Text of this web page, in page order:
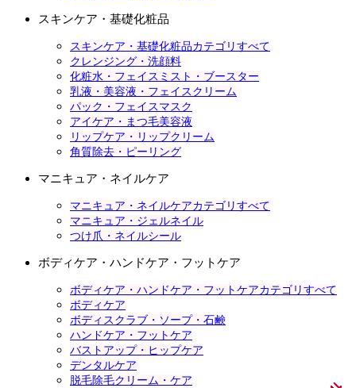
スキンケア・基礎化粧品
スキンケア・基礎化粧品カテゴリすべて
クレンジング・洗顔料
化粧水・フェイスミスト・ブースター
乳液・美容液・フェイスクリーム
パック・フェイスマスク
アイケア・まつ毛美容液
リップケア・リップクリーム
角質除去・ピーリング
マニキュア・ネイルケア
マニキュア・ネイルケアカテゴリすべて
マニキュア・ジェルネイル
つけ爪・ネイルシール
ボディケア・ハンドケア・フットケア
ボディケア・ハンドケア・フットケアカテゴリすべて
ボディケア
ボディスクラブ・ソープ・石鹸
ハンドケア・フットケア
バストアップ・ヒップケア
デンタルケア
脱毛除毛クリーム・ケア